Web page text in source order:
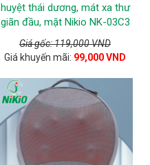
huyệt thái dương, mát xa thư
giãn đầu, mặt Nikio NK-03C3
Giá gốc: 119,000 VND
Giá khuyến mãi: 99,000 VND